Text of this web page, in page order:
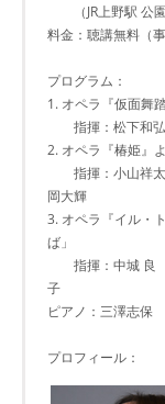
（JR上野駅 公園
料金：聴講無料（
プログラム：
1. オペラ『仮面舞
指揮：松下和弘
2. オペラ『椿姫』
指揮：小山祥太
岡大輝
3. オペラ『イル・
ば」
指揮：中城 良
子
ピアノ：三澤志保
プロフィール：